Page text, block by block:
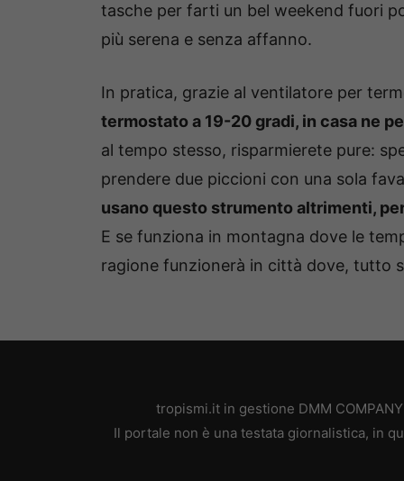
tasche per farti un bel weekend fuori
più serena e senza affanno.
In pratica, grazie al ventilatore per
termostato a 19-20 gradi, in casa ne
al tempo stesso, risparmierete pure:
prendere due piccioni con una sola
usano questo strumento altrimenti,
E se funziona in montagna dove le
ragione funzionerà in città dove, tutto
tropismi.it in gestione DMM
Il portale non è una testata giornalistica, in